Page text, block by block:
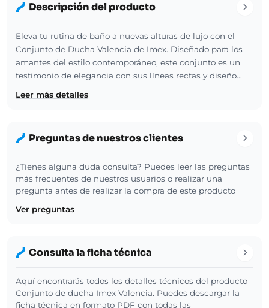
Descripción del producto
Eleva tu rutina de baño a nuevas alturas de lujo con el
Conjunto de Ducha Valencia de Imex. Diseñado para los
amantes del estilo contemporáneo, este conjunto es un
testimonio de elegancia con sus líneas rectas y diseño…
Leer más detalles
Preguntas de nuestros clientes
¿Tienes alguna duda consulta? Puedes leer las preguntas
más frecuentes de nuestros usuarios o realizar una
pregunta antes de realizar la compra de este producto
Ver preguntas
Consulta la ficha técnica
Aquí encontrarás todos los detalles técnicos del producto
Conjunto de ducha Imex Valencia. Puedes descargar la
ficha técnica en formato PDF con todas las